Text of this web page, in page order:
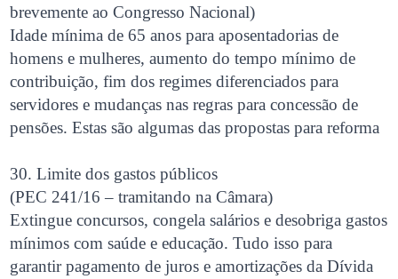
brevemente ao Congresso Nacional)
Idade mínima de 65 anos para aposentadorias de
homens e mulheres, aumento do tempo mínimo de
contribuição, fim dos regimes diferenciados para
servidores e mudanças nas regras para concessão de
pensões. Estas são algumas das propostas para reforma
30. Limite dos gastos públicos
(PEC 241/16 – tramitando na Câmara)
Extingue concursos, congela salários e desobriga gastos
mínimos com saúde e educação. Tudo isso para
garantir pagamento de juros e amortizações da Dívida